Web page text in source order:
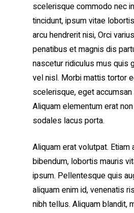
scelerisque commodo nec
tincidunt, ipsum vitae
arcu hendrerit nisi, Orci
penatibus et magnis dis
nascetur ridiculus mus quis
vel nisl. Morbi mattis tortor
scelerisque, eget
Aliquam elementum erat
sodales lacus porta.
Aliquam erat volutpat. Etiam
bibendum, lobortis mauris
ipsum. Pellentesque quis
aliquam enim id, venenatis
nibh tellus. Aliquam blandit,